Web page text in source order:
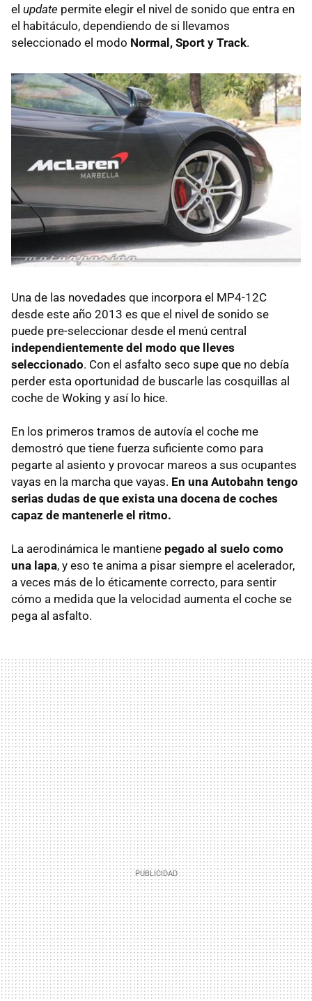
el update permite elegir el nivel de sonido que entra en
el habitáculo, dependiendo de si llevamos
seleccionado el modo Normal, Sport y Track.
Una de las novedades que incorpora el MP4-12C
desde este año 2013 es que el nivel de sonido se
puede pre-seleccionar desde el menú central
independientemente del modo que lleves
seleccionado. Con el asfalto seco supe que no debía
perder esta oportunidad de buscarle las cosquillas al
coche de Woking y así lo hice.
En los primeros tramos de autovía el coche me
demostró que tiene fuerza suficiente como para
pegarte al asiento y provocar mareos a sus ocupantes
vayas en la marcha que vayas. En una Autobahn tengo
serias dudas de que exista una docena de coches
capaz de mantenerle el ritmo.
La aerodinámica le mantiene pegado al suelo como
una lapa, y eso te anima a pisar siempre el acelerador,
a veces más de lo éticamente correcto, para sentir
cómo a medida que la velocidad aumenta el coche se
pega al asfalto.